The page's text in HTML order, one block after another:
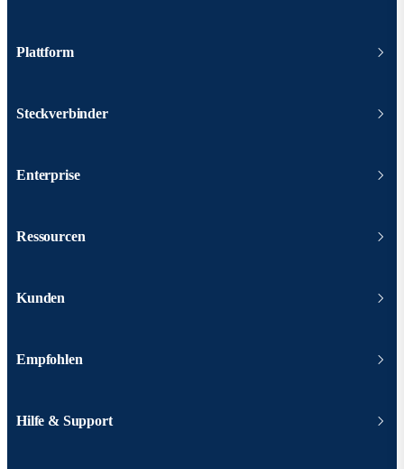
Plattform
Steckverbinder
Enterprise
Ressourcen
Kunden
Empfohlen
Hilfe & Support